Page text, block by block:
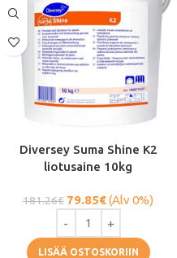
Diversey Suma Shine K2
liotusaine 10kg
181.26€ 79.85€(Alv 0%)
LISÄÄ OSTOSKORIIN